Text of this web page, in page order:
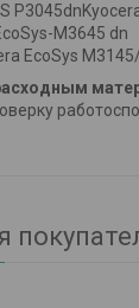
M3645 dn
EcoSys